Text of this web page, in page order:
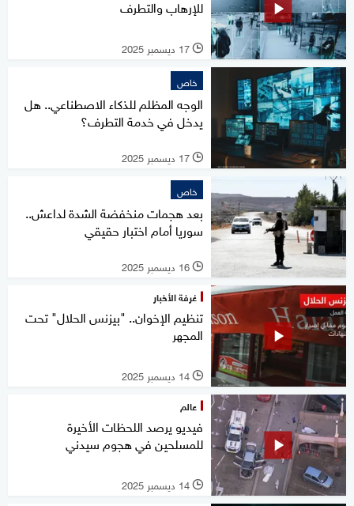
للإرهاب والتطرف
l 17 ديسمبر 2025
خاص
الوجه المظلم للذكاء الاصطناعي.. هل
يدخل في خدمة التطرف؟
l 17 ديسمبر 2025
خاص
بعد هجمات منخفضة الشدة لداعش..
سوريا أمام اختبار حقيقي
l 16 ديسمبر 2025
غرفة الأخبار
تنظيم الإخوان.. "بيزنس الحلال" تحت
المجهر
l 14 ديسمبر 2025
عالم
فيديو يرصد اللحظات الأخيرة
للمسلحين في هجوم سيدني
l 14 ديسمبر 2025